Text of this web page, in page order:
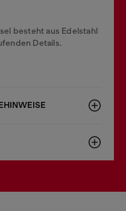
besteht aus Edelstahl
Details.